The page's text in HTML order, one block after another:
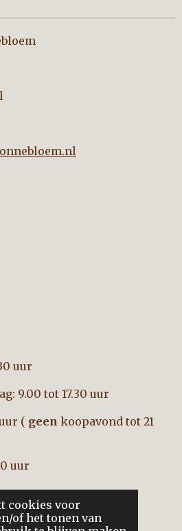
cookies voor
of het tonen van
Zonnebloem
uur
9.00 tot 17.30 uur
( geen koopavond tot 21
uur